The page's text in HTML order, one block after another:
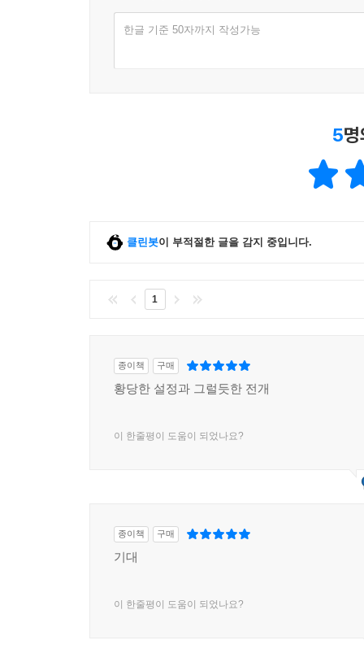
한글 기준 50자까지 작성가능
5
클린봇이 부적절한 글을 감지 중입니다.
1
종이책 구매
황당한 설정과 그럴듯한 전개
이 한줄평이 도움이 되었나요?
종이책 구매
기대
이 한줄평이 도움이 되었나요?